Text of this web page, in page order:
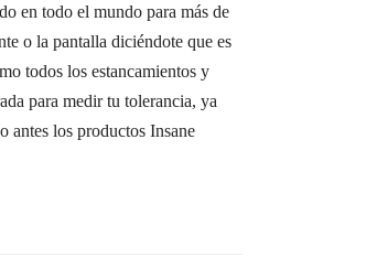
en todo el mundo para más de
o la pantalla diciéndote que es
todos los estancamientos y
para medir tu tolerancia, ya
antes los productos Insane